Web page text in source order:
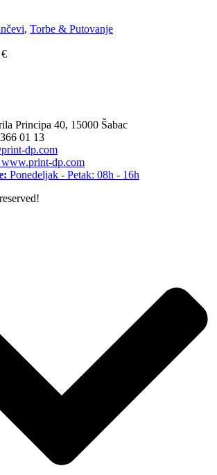
, Torbe & Putovanje
€
Principa 40, 15000 Šabac
01 13
dp.com
www.print-dp.com
Ponedeljak - Petak: 08h - 16h